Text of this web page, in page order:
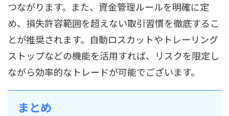
つながります。また、資金管理ルールを明確に定
め、損失許容範囲を超えない取引習慣を徹底するこ
とが推奨されます。自動ロスカットやトレーリング
ストップなどの機能を活用すれば、リスクを限定し
ながら効率的なトレードが可能でございます。
まとめ